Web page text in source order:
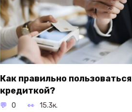
Как правильно пользоваться
кредиткой?
0 15.3к.